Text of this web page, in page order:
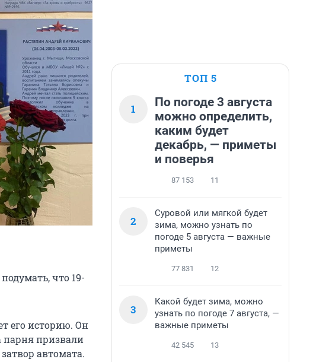
что 19-
его историю. Он
парня призвали
автомата.
ТОП 5
1
По погоде 3 августа
можно определить,
каким будет
декабрь, — приметы
и поверья
87 153 11
2
Суровой или мягкой будет
зима, можно узнать по
погоде 5 августа — важные
приметы
77 831 12
3
Какой будет зима, можно
узнать по погоде 7 августа, —
важные приметы
42 545 13